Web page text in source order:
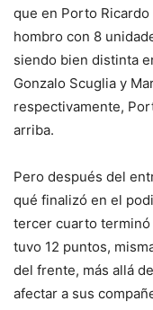
que en Porto
hombro con 8
siendo bien distinta
Gonzalo Scuglia y
respectivamente,
arriba.
Pero después del
qué finalizó en el
tercer cuarto
tuvo 12 puntos,
del frente, más allá
afectar a sus